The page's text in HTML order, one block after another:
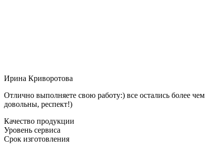
Ирина Криворотова
Отлично выполняете свою работу:) все остались более чем
довольны, респект!)
Качество продукции
Уровень сервиса
Срок изготовления